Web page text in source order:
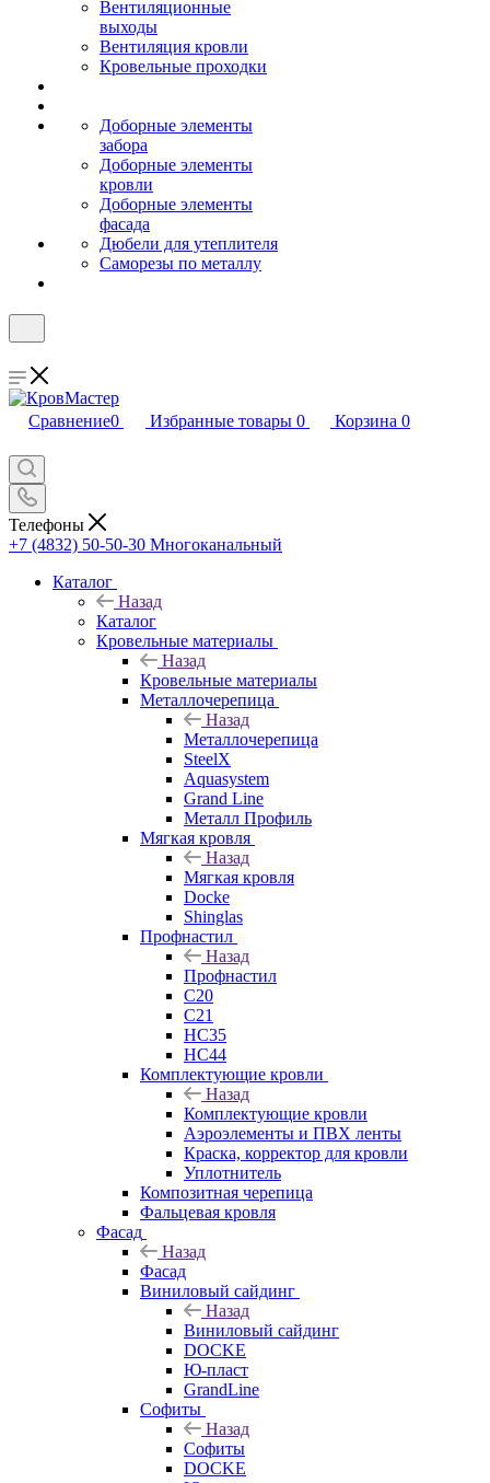
Вентиляционные
выходы
Вентиляция кровли
Кровельные проходки
Доборные элементы
забора
Доборные элементы
кровли
Доборные элементы
фасада
Дюбели для утеплителя
Саморезы по металлу
Сравнение0 Избранные товары 0 Корзина 0
Телефоны
+7 (4832) 50-50-30 Многоканальный
Каталог
Назад
Каталог
Кровельные материалы
Назад
Кровельные материалы
Металлочерепица
Назад
Металлочерепица
SteelX
Aquasystem
Grand Line
Металл Профиль
Мягкая кровля
Назад
Мягкая кровля
Docke
Shinglas
Профнастил
Назад
Профнастил
C20
C21
НС35
НС44
Комплектующие кровли
Назад
Комплектующие кровли
Аэроэлементы и ПВХ ленты
Краска, корректор для кровли
Уплотнитель
Композитная черепица
Фальцевая кровля
Фасад
Назад
Фасад
Виниловый сайдинг
Назад
Виниловый сайдинг
DOCKE
Ю-пласт
GrandLine
Софиты
Назад
Софиты
DOCKE